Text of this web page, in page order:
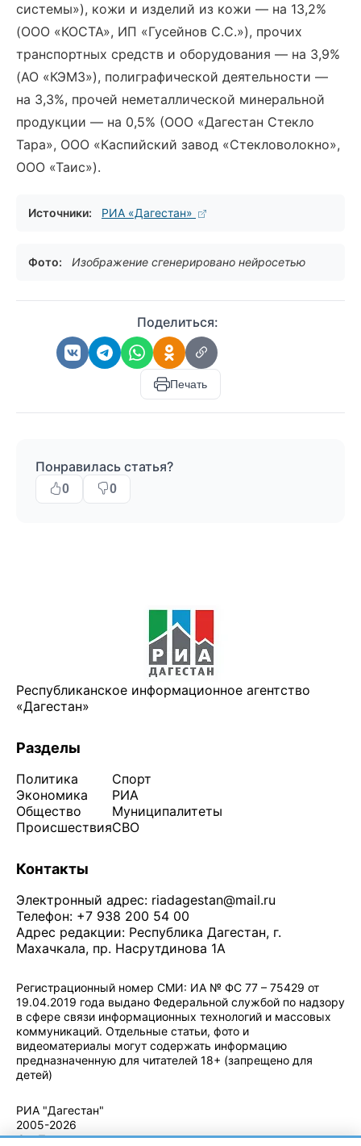
системы»), кожи и изделий из кожи — на 13,2%
(ООО «КОСТА», ИП «Гусейнов С.С.»), прочих
транспортных средств и оборудования — на 3,9%
(АО «КЭМЗ»), полиграфической деятельности —
на 3,3%, прочей неметаллической минеральной
продукции — на 0,5% (ООО «Дагестан Стекло
Тара», ООО «Каспийский завод «Стекловолокно»,
ООО «Таис»).
Источники: РИА «Дагестан»
Фото: Изображение сгенерировано нейросетью
Поделиться:
Печать
Понравилась статья?
0 0
Республиканское информационное агентство
«Дагестан»
Разделы
Политика
Экономика
Общество
Происшествия
Спорт
РИА
Муниципалитеты
СВО
Контакты
Электронный адрес: riadagestan@mail.ru
Телефон: +7 938 200 54 00
Адрес редакции: Республика Дагестан, г.
Махачкала, пр. Насрутдинова 1А
Регистрационный номер СМИ: ИА № ФС 77 – 75429 от
19.04.2019 года выдано Федеральной службой по надзору
в сфере связи информационных технологий и массовых
коммуникаций. Отдельные статьи, фото и
видеоматериалы могут содержать информацию
предназначенную для читателей 18+ (запрещено для
детей)
РИА "Дагестан"
2005-2026
© - Правила